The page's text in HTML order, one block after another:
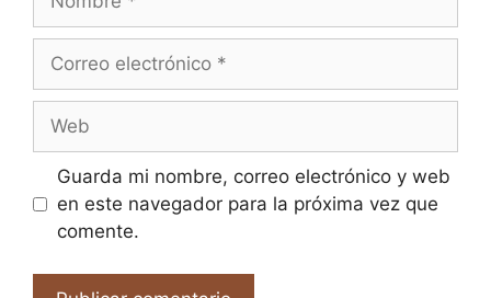
Correo
Web
Guarda mi nombre, correo electrónico y web
en este navegador para la próxima vez que
comente.